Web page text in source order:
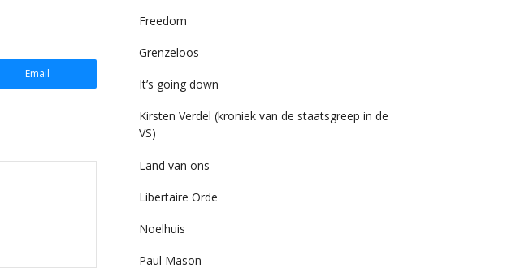
Email
Freedom
Grenzeloos
It’s going down
Kirsten Verdel (kroniek van de staatsgreep in de
VS)
Land van ons
Libertaire Orde
Noelhuis
Paul Mason